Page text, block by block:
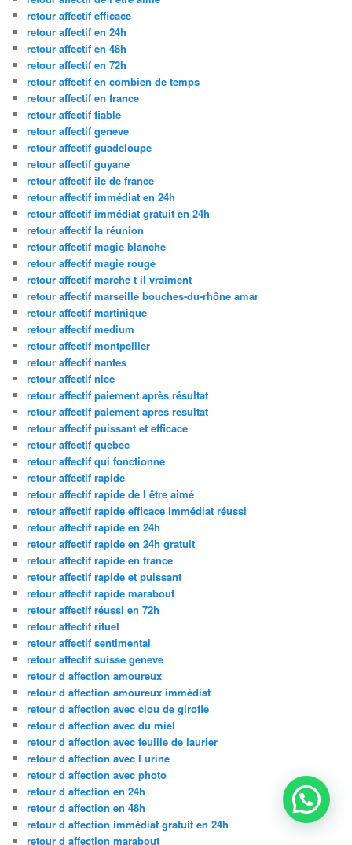
retour affectif efficace
retour affectif en 24h
retour affectif en 48h
retour affectif en 72h
retour affectif en combien de temps
retour affectif en france
retour affectif fiable
retour affectif geneve
retour affectif guadeloupe
retour affectif guyane
retour affectif ile de france
retour affectif immédiat en 24h
retour affectif immédiat gratuit en 24h
retour affectif la réunion
retour affectif magie blanche
retour affectif magie rouge
retour affectif marche t il vraiment
retour affectif marseille bouches-du-rhône amar
retour affectif martinique
retour affectif medium
retour affectif montpellier
retour affectif nantes
retour affectif nice
retour affectif paiement après résultat
retour affectif paiement apres resultat
retour affectif puissant et efficace
retour affectif quebec
retour affectif qui fonctionne
retour affectif rapide
retour affectif rapide de l être aimé
retour affectif rapide efficace immédiat réussi
retour affectif rapide en 24h
retour affectif rapide en 24h gratuit
retour affectif rapide en france
retour affectif rapide et puissant
retour affectif rapide marabout
retour affectif réussi en 72h
retour affectif rituel
retour affectif sentimental
retour affectif suisse geneve
retour d affection amoureux
retour d affection amoureux immédiat
retour d affection avec clou de girofle
retour d affection avec du miel
retour d affection avec feuille de laurier
retour d affection avec l urine
retour d affection avec photo
retour d affection en 24h
retour d affection en 48h
retour d affection immédiat gratuit en 24h
retour d affection marabout